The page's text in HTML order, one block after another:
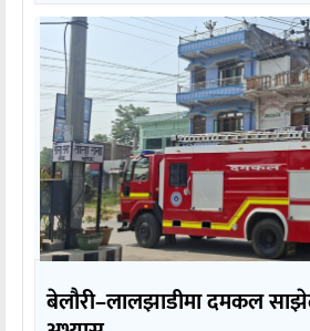
बेलौरी–लालझाडीमा दमकल